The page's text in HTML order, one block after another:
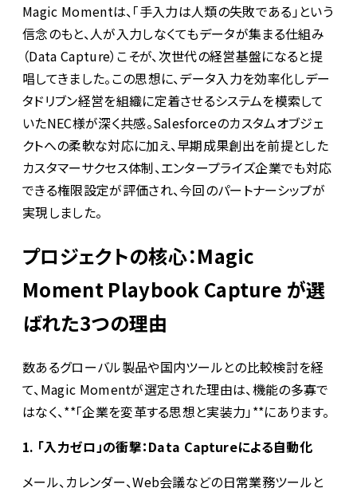
Magic Momentは、「手入力は人類の失敗である」という
信念のもと、人が入力しなくてもデータが集まる仕組み
（Data Capture）こそが、次世代の経営基盤になると提
唱してきました。この思想に、データ入力を効率化しデー
タドリブン経営を組織に定着させるシステムを模索して
いたNEC様が深く共感。Salesforceのカスタムオブジェ
クトへの柔軟な対応に加え、早期成果創出を前提とした
カスタマーサクセス体制、エンタープライズ企業でも対応
できる権限設定が評価され、今回のパートナーシップが
実現しました。
プロジェクトの核心：Magic
Moment Playbook Capture が選
ばれた3つの理由
数あるグローバル製品や国内ツールとの比較検討を経
て、Magic Momentが選定された理由は、機能の多寡で
はなく、**「企業を変革する思想と実装力」**にあります。
1. 「入力ゼロ」の衝撃：Data Captureによる自動化
メール、カレンダー、Web会議などの日常業務ツールと